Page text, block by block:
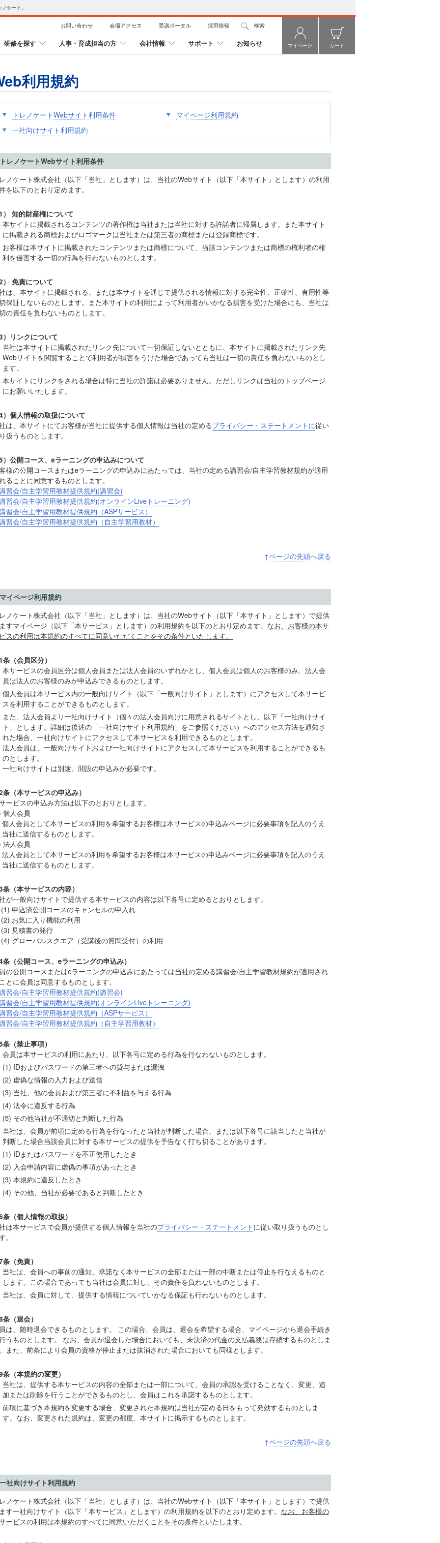
ケート。
お問い合わせ 会場アクセス 受講ポータル 採用情報 検索
研修を探す 人事・育成担当の方 会社情報 サポート お知らせ マイページ カート
利用規約
トレノケートWebサイト利用条件
マイページ利用規約
一社向けサイト利用規約
トレノケートWebサイト利用条件
ノケート株式会社（以下「当社」とします）は、当社のWebサイト（以下「本サイト」とします）の利用
を以下のとおり定めます。
1） 知的財産権について
本サイトに掲載されるコンテンツの著作権は当社または当社に対する許諾者に帰属します。また本サイト
に掲載される商標およびロゴマークは当社または第三者の商標または登録商標です。
お客様は本サイトに掲載されたコンテンツまたは商標について、当該コンテンツまたは商標の権利者の権
利を侵害する一切の行為を行わないものとします。
2） 免責について
は、本サイトに掲載される、または本サイトを通じて提供される情報に対する完全性、正確性、有用性等
保証しないものとします。また本サイトの利用によって利用者がいかなる損害を受けた場合にも、当社は
の責任を負わないものとします。
3）リンクについて
当社は本サイトに掲載されたリンク先について一切保証しないとともに、本サイトに掲載されたリンク先
Webサイトを閲覧することで利用者が損害をうけた場合であっても当社は一切の責任を負わないものとし
ます。
本サイトにリンクをされる場合は特に当社の許諾は必要ありません。ただしリンクは当社のトップページ
にお願いいたします。
4）個人情報の取扱について
は、本サイトにてお客様が当社に提供する個人情報は当社の定めるプライバシー・ステートメントに従い
扱うものとします。
5）公開コース、eラーニングの申込みについて
様の公開コースまたはeラーニングの申込みにあたっては、当社の定める講習会/自主学習教材規約が適用
ることに同意するものとします。
習会/自主学習用教材提供規約(講習会)
習会/自主学習用教材提供規約(オンラインLiveトレーニング)
習会/自主学習用教材提供規約（ASPサービス）
習会/自主学習用教材提供規約（自主学習用教材）
↑ページの先頭へ戻る
マイページ利用規約
ノケート株式会社（以下「当社」とします）は、当社のWebサイト（以下「本サイト」とします）で提供
すマイページ（以下「本サービス」とします）の利用規約を以下のとおり定めます。 なお、お客様の本サ
スの利用は本規約のすべてに同意いただくことをその条件といたします。
条（会員区分）
本サービスの会員区分は個人会員または法人会員のいずれかとし、個人会員は個人のお客様のみ、法人会
員は法人のお客様のみが申込みできるものとします。
個人会員は本サービス内の一般向けサイト（以下「一般向けサイト」とします）にアクセスして本サービ
スを利用することができるものとします。
また、法人会員より一社向けサイト（個々の法人会員向けに用意されるサイトとし、以下「一社向けサイ
ト」とします。詳細は後述の「一社向けサイト利用規約」をご参照ください）へのアクセス方法を通知さ
れた場合、一社向けサイトにアクセスして本サービスを利用できるものとします。
法人会員は、一般向けサイトおよび一社向けサイトにアクセスして本サービスを利用することができるも
のとします。
一社向けサイトは別途、開設の申込みが必要です。
条（本サービスの申込み）
ービスの申込み方法は以下のとおりとします。
個人会員
個人会員として本サービスの利用を希望するお客様は本サービスの申込みページに必要事項を記入のうえ
当社に送信するものとします。
法人会員
法人会員として本サービスの利用を希望するお客様は本サービスの申込みページに必要事項を記入のうえ
当社に送信するものとします。
条（本サービスの内容）
が一般向けサイトで提供する本サービスの内容は以下各号に定めるとおりとします。
申込済公開コースのキャンセルの申入れ
お気に入り機能の利用
見積書の発行
グローバルスクエア（受講後の質問受付）の利用
条（公開コース、eラーニングの申込み）
の公開コースまたはeラーニングの申込みにあたっては当社の定める講習会/自主学習教材規約が適用され
とに会員は同意するものとします。
習会/自主学習用教材提供規約(講習会)
習会/自主学習用教材提供規約(オンラインLiveトレーニング)
習会/自主学習用教材提供規約（ASPサービス）
習会/自主学習用教材提供規約（自主学習用教材）
条（禁止事項）
会員は本サービスの利用にあたり、以下各号に定める行為を行なわないものとします。
(1) IDおよびパスワードの第三者への貸与または漏洩
(2) 虚偽な情報の入力および送信
(3) 当社、他の会員および第三者に不利益を与える行為
(4) 法令に違反する行為
(5) その他当社が不適切と判断した行為
当社は、会員が前項に定める行為を行なったと当社が判断した場合、または以下各号に該当したと当社が
判断した場合当該会員に対する本サービスの提供を予告なく打ち切ることがあります。
(1) IDまたはパスワードを不正使用したとき
(2) 入会申請内容に虚偽の事項があったとき
(3) 本規約に違反したとき
(4) その他、当社が必要であると判断したとき
条（個人情報の取扱）
は本サービスで会員が提供する個人情報を当社のプライバシー・ステートメント に従い取り扱うものとし
。
条（免責）
当社は、会員への事前の通知、承諾なく本サービスの全部または一部の中断または停止を行なえるものと
します。この場合であっても当社は会員に対し、その責任を負わないものとします。
当社は、会員に対して、提供する情報についていかなる保証も行わないものとします。
条（退会）
は、随時退会できるものとします。 この場合、会員は、退会を希望する場合、マイページから退会手続き
うものとします。 なお、会員が退会した場合においても、未決済の代金の支払義務は存続するものとしま
また、前条により会員の資格が停止または抹消された場合においても同様とします。
条（本規約の変更）
当社は、提供する本サービスの内容の全部または一部について、会員の承認を受けることなく、変更、追
加または削除を行うことができるものとし、会員はこれを承諾するものとします。
前項に基づき本規約を変更する場合、変更された本規約は当社が定める日をもって発効するものとしま
す。なお、変更された規約は、変更の都度、本サイトに掲示するものとします。
↑ページの先頭へ戻る
一社向けサイト利用規約
ノケート株式会社（以下「当社」とします）は、当社のWebサイト（以下「本サイト」とします）で提供
す一社向けサイト（以下「本サービス」とします）の利用規約を以下のとおり定めます。 なお、お客様の
ービスの利用は本規約のすべてに同意いただくことをその条件といたします。